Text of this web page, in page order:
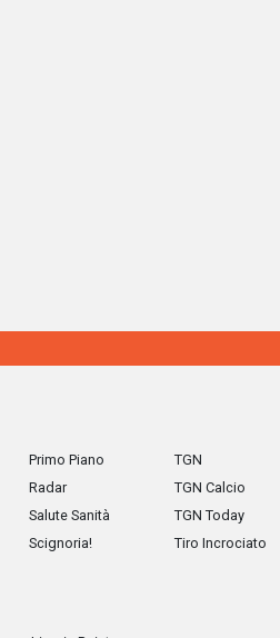
Primo Piano
Radar
Salute Sanità
Scignoria!
TGN
TGN Calcio
TGN Today
Tiro Incrociato